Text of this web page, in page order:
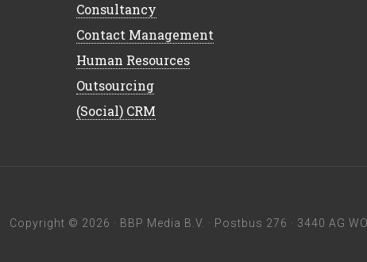
Consultancy
Contact Management
Human Resources
Outsourcing
(Social) CRM
Copyright © 2026 · BBP Media B.V. · Postbus 276 · 3440 AG